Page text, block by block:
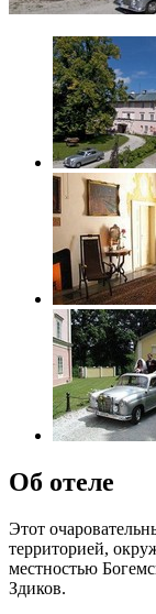
Об отеле
Этот
территорией,
местностью
Здиков.